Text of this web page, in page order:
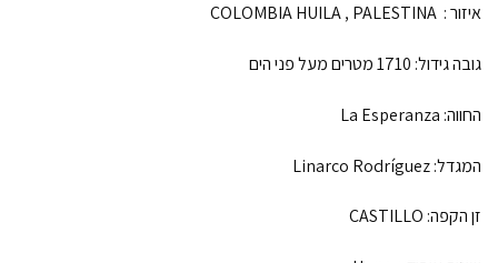
איזור : COLOMBIA HUILA , PALESTINA
גובה גידול: 1710 מטרים מעל פני הים
החווה: La Esperanza
המגדל: Linarco Rodríguez
זן הקפה: CASTILLO